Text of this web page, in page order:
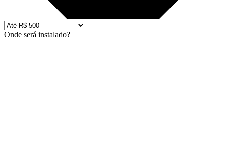
Onde será instalado?